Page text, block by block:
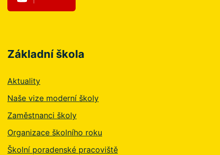
Základní škola
Aktuality
Naše vize moderní školy
Zaměstnanci školy
Organizace školního roku
Školní poradenské pracoviště